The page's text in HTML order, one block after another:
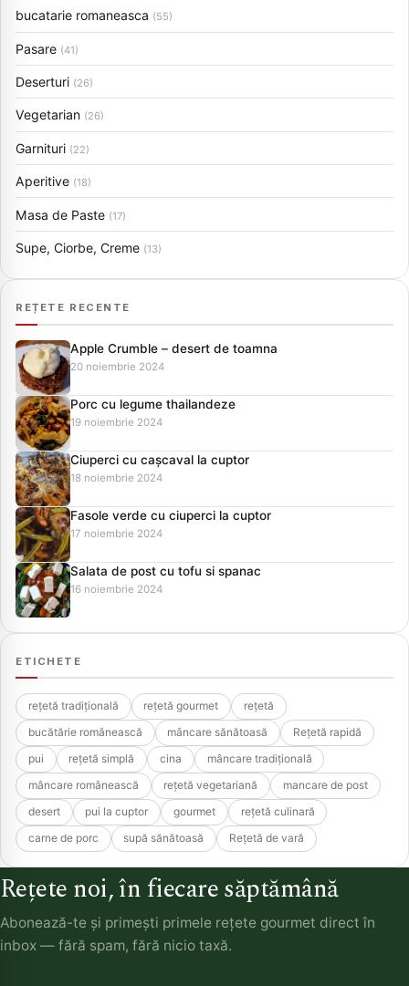
bucatarie romaneasca (55)
Pasare (41)
Deserturi (26)
Vegetarian (26)
Garnituri (22)
Aperitive (18)
Masa de Paste (17)
Supe, Ciorbe, Creme (13)
REȚETE RECENTE
Apple Crumble – desert de toamna
20 noiembrie 2024
Porc cu legume thailandeze
19 noiembrie 2024
Ciuperci cu cașcaval la cuptor
18 noiembrie 2024
Fasole verde cu ciuperci la cuptor
17 noiembrie 2024
Salata de post cu tofu si spanac
16 noiembrie 2024
ETICHETE
rețetă tradițională rețetă gourmet
rețetă
bucătărie românească
mâncare sănătoasă
Rețetă rapidă
pui
rețetă simplă cina
mâncare tradițională
mâncare românească
rețetă vegetariană
mancare de post
desert
pui la cuptor gourmet
rețetă culinară
carne de porc
supă sănătoasă Rețetă de vară
Rețete noi, în fiecare săptămână
Abonează-te și primești primele rețete gourmet direct în
inbox — fără spam, fără nicio taxă.